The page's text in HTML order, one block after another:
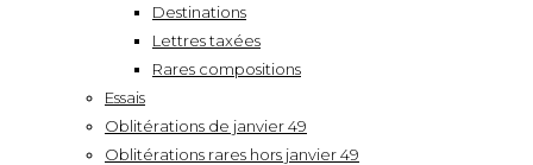
Destinations
Lettres taxées
Rares compositions
Essais
Oblitérations de janvier 49
Oblitérations rares hors janvier 49